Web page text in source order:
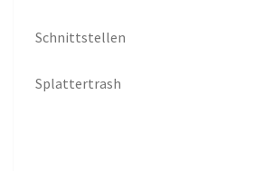
Schnittstellen
Splattertrash